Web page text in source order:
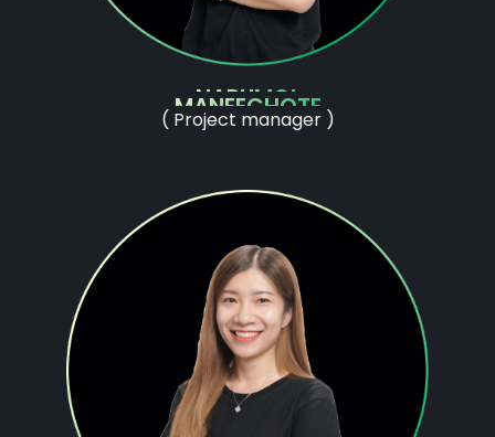
NARUMOL
MANEECHOTE
( Project manager )